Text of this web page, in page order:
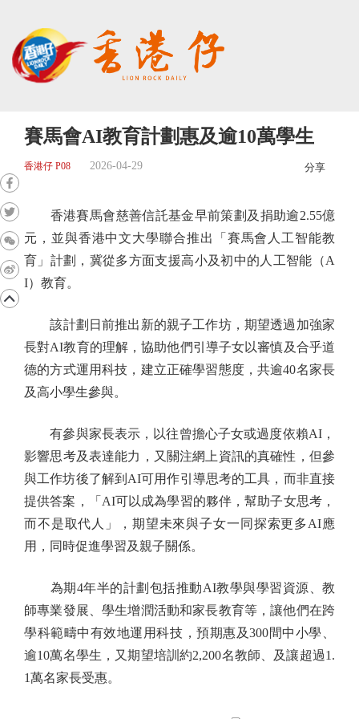
賽馬會AI教育計劃惠及逾10萬學生
香港仔 P08 2026-04-29 分享
香港賽馬會慈善信託基金早前策劃及捐助逾2.55億
元，並與香港中文大學聯合推出「賽馬會人工智能教
育」計劃，冀從多方面支援高小及初中的人工智能（A
I）教育。
該計劃日前推出新的親子工作坊，期望透過加強家
長對AI教育的理解，協助他們引導子女以審慎及合乎道
德的方式運用科技，建立正確學習態度，共逾40名家長
及高小學生參與。
有參與家長表示，以往曾擔心子女或過度依賴AI，
影響思考及表達能力，又關注網上資訊的真確性，但參
與工作坊後了解到AI可用作引導思考的工具，而非直接
提供答案，「AI可以成為學習的夥伴，幫助子女思考，
而不是取代人」，期望未來與子女一同探索更多AI應
用，同時促進學習及親子關係。
為期4年半的計劃包括推動AI教學與學習資源、教
師專業發展、學生增潤活動和家長教育等，讓他們在跨
學科範疇中有效地運用科技，預期惠及300間中小學、
逾10萬名學生，又期望培訓約2,200名教師、及讓超過1.
1萬名家長受惠。